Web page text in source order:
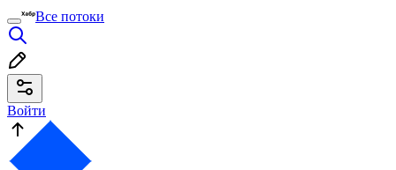
Все потоки
Войти